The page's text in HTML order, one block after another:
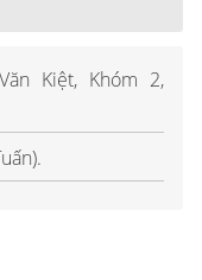
Kiệt, Khóm 2,